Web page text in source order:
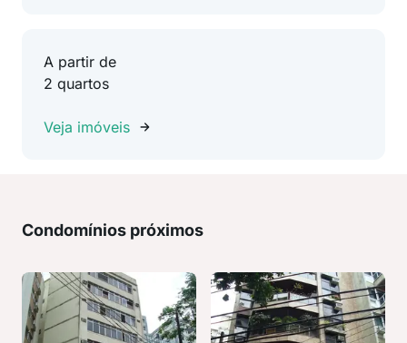
A partir de
2 quartos
Veja imóveis
Condomínios próximos